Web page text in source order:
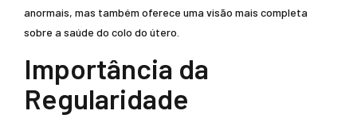
anormais, mas também oferece uma visão mais completa
sobre a saúde do colo do útero.
Importância da
Regularidade